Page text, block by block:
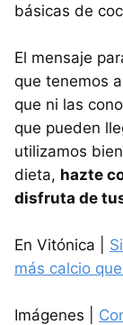
básicas de
El mensaje
que tenemos
que ni las
que pueden
utilizamos
dieta, hazte
disfruta de
En Vitónica |
más calcio
Imágenes |